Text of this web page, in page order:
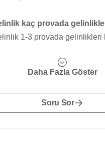
kaç provada
1-3 provada gelinlikleri
Daha Fazla Göster
Soru Sor